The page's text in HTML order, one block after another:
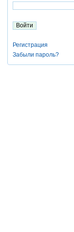
Регистрация
Забыли пароль?